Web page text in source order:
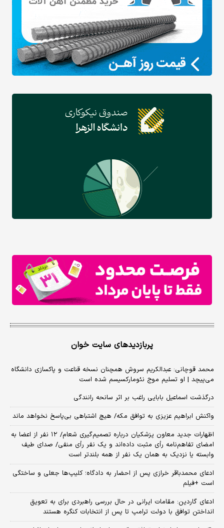
پربازدیدهای سایت خوان
محمد قوچانی: عبدالکریم سروش همچنان نسخه قناعت و پاکسازی دانشگاه
می‌پیچد | او تسلیم موج نئومارکسیسم شده است
درگذشت اسماعیل بابایی راغب بر اثر سانحه رانندگی
واکنش ابراهیم عزیزی به توافق مکه/ هیچ اشتباهی بی‌پاسخ نخواهد ماند
اظهارات جدید معاون پزشکیان درباره تصمیم‌گیری شعام/ ۱۲ نفر از اعضا به
امضای تفاهم‌نامه رأی مثبت داده‌اند و یک نفر رأی منفی/ صدای طیف
وابسته یا نزدیک به همان یک نفر از همه بلندتر است
ادعای محمدباقر خرازی پس از احضار به دادگاه؛ کلیپ‌ها جعلی و ساختگی
است +فیلم
ادعای گاردین: مقامات ایرانی در حال بررسی راهبردی برای به تعویق
انداختن توافق با دولت ترامپ تا پس از انتخابات کنگره هستند